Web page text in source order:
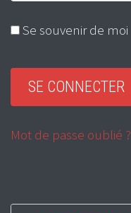
Se souvenir de moi
Mot de passe oublié ?